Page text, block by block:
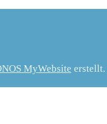
MyWebsite erstellt.